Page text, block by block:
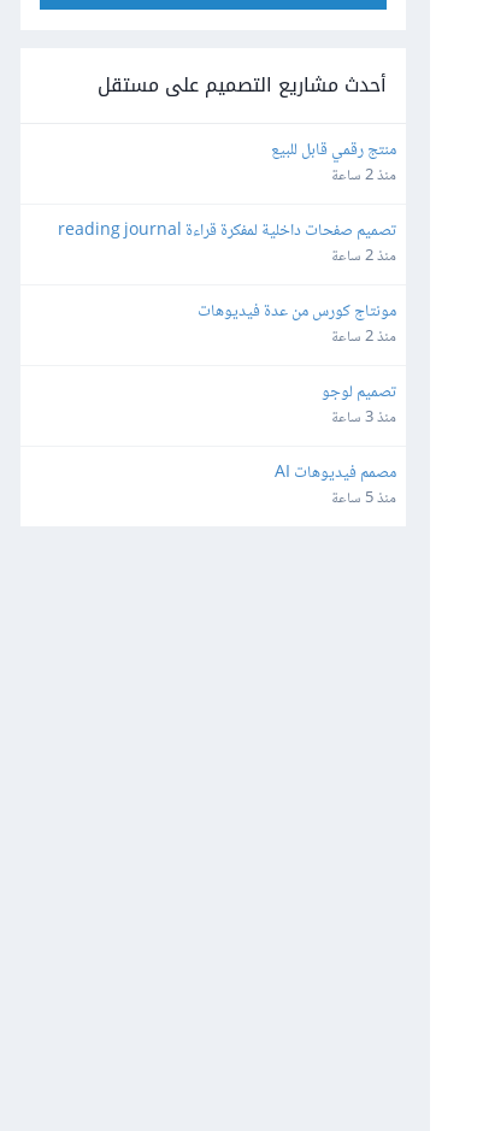
أحدث مشاريع التصميم على مستقل
منتج رقمي قابل للبيع
منذ 2 ساعة
تصميم صفحات داخلية لمفكرة قراءة reading journal
منذ 2 ساعة
مونتاج كورس من عدة فيديوهات
منذ 2 ساعة
تصميم لوجو
منذ 3 ساعة
مصمم فيديوهات AI
منذ 5 ساعة